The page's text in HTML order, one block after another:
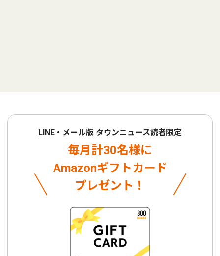
LINE・メール版 タウンニュース読者限定
毎月計30名様に
Amazonギフトカード
プレゼント！